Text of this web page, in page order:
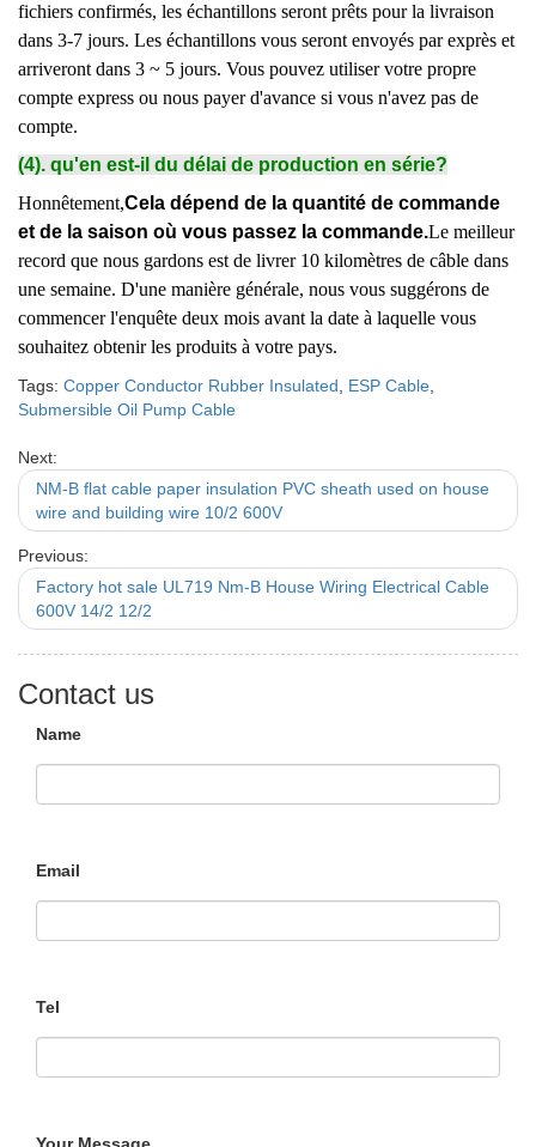
fichiers confirmés, les échantillons seront prêts pour la livraison
dans 3-7 jours. Les échantillons vous seront envoyés par exprès et
arriveront dans 3 ~ 5 jours. Vous pouvez utiliser votre propre
compte express ou nous payer d'avance si vous n'avez pas de
compte.
(4). qu'en est-il du délai de production en série?
Honnêtement,Cela dépend de la quantité de commande
et de la saison où vous passez la commande.Le meilleur
record que nous gardons est de livrer 10 kilomètres de câble dans
une semaine. D'une manière générale, nous vous suggérons de
commencer l'enquête deux mois avant la date à laquelle vous
souhaitez obtenir les produits à votre pays.
Tags: Copper Conductor Rubber Insulated ESP Cable
Submersible Oil Pump Cable
Next:
NM-B flat cable paper insulation PVC sheath used on house
wire and building wire 10/2 600V
Previous:
Factory hot sale UL719 Nm-B House Wiring Electrical Cable
600V 14/2 12/2
Contact us
Name
Email
Tel